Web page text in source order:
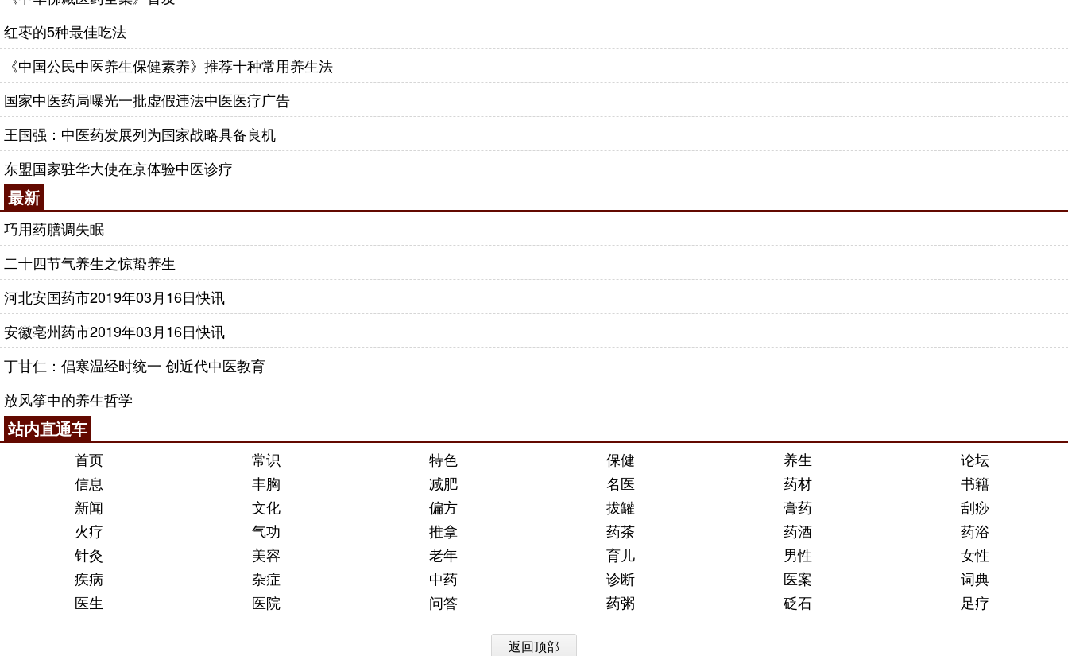
红枣的5种最佳吃法
《中国公民中医养生保健素养》推荐十种常用养生法
国家中医药局曝光一批虚假违法中医医疗广告
王国强：中医药发展列为国家战略具备良机
东盟国家驻华大使在京体验中医诊疗
最新
巧用药膳调失眠
二十四节气养生之惊蛰养生
河北安国药市2019年03月16日快讯
安徽亳州药市2019年03月16日快讯
丁甘仁：倡寒温经时统一 创近代中医教育
放风筝中的养生哲学
站内直通车
首页 常识 特色 保健 养生
论坛
信息
丰胸 减肥 名医 药材
书籍
新闻
文化 偏方 拔罐 膏药
刮痧
火疗
气功 推拿 药茶 药酒
药浴
针灸
美容 老年 育儿 男性
女性
疾病
杂症 中药 诊断 医案
词典
医生
医院 问答 药粥 砭石 足疗
返回顶部